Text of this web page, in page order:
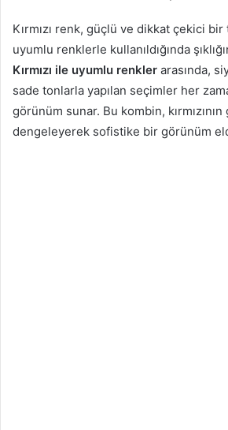
Kırmızı renk, güçlü ve dikkat çekici
uyumlu renklerle kullanıldığında
Kırmızı ile uyumlu renkler arasında,
sade tonlarla yapılan seçimler her
görünüm sunar. Bu kombin, kırmızının
dengeleyerek sofistike bir görünüm